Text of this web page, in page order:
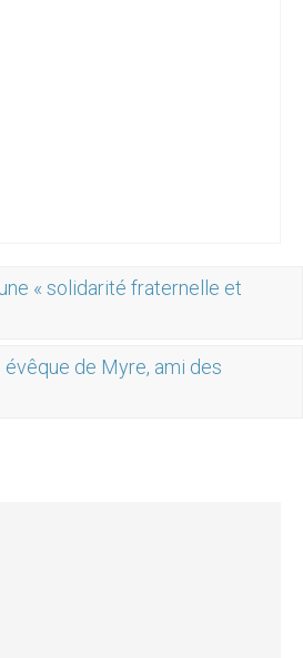
« solidarité fraternelle et
de Myre, ami des